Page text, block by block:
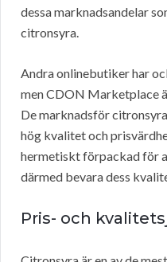
dessa marknadsandelar
citronsyra.
Andra onlinebutiker har
men CDON Marketplace
De marknadsför
hög kvalitet och
hermetiskt förpackad för
därmed bevara dess
Pris- och